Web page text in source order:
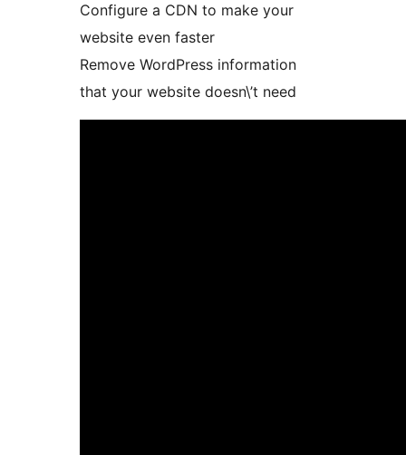
Configure a CDN to make your
website even faster
Remove WordPress information
that your website doesn\’t need